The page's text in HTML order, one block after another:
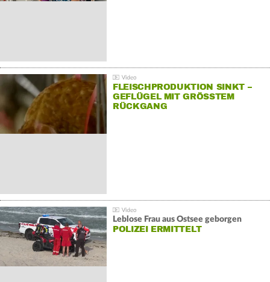
FLEISCHPRODUKTION SINKT –
GEFLÜGEL MIT GRÖSSTEM R
ÜCKGANG
Leblose Frau aus Ostsee geborgen
POLIZEI ERMITTELT